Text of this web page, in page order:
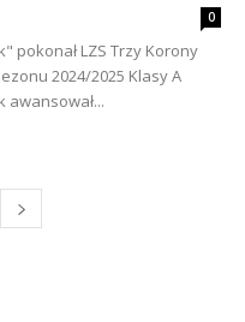
0
pokonał LZS Trzy Korony
2024/2025 Klasy A